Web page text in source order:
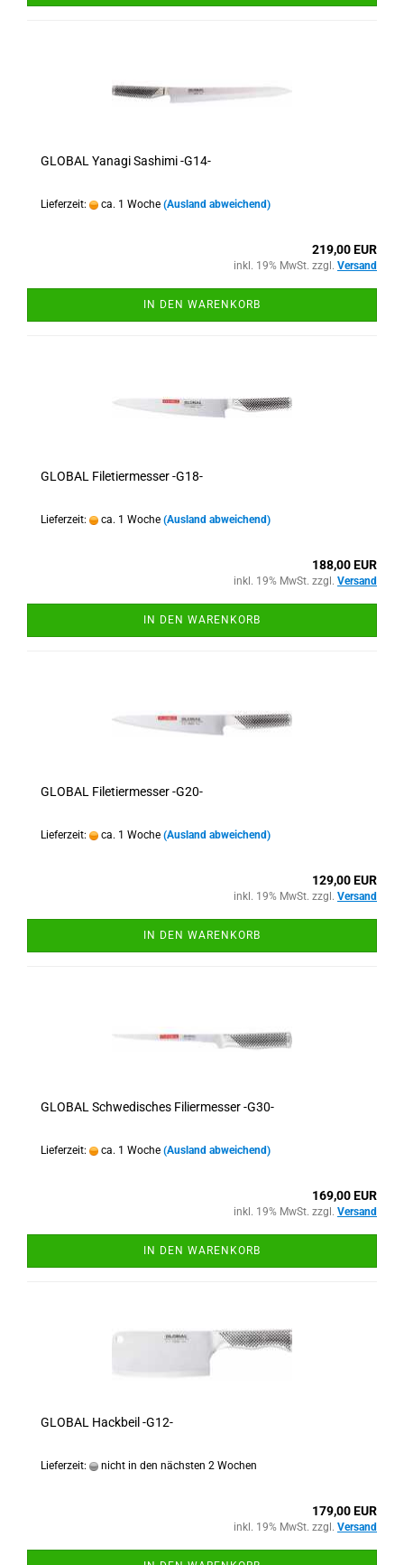
GLOBAL Yanagi Sashimi -G14-
Lieferzeit: ca. 1 Woche (Ausland abweichend)
219,00 EUR
inkl. 19% MwSt. zzgl. Versand
IN DEN WARENKORB
GLOBAL Filetiermesser -G18-
Lieferzeit: ca. 1 Woche (Ausland abweichend)
188,00 EUR
inkl. 19% MwSt. zzgl. Versand
IN DEN WARENKORB
GLOBAL Filetiermesser -G20-
Lieferzeit: ca. 1 Woche (Ausland abweichend)
129,00 EUR
inkl. 19% MwSt. zzgl. Versand
IN DEN WARENKORB
GLOBAL Schwedisches Filiermesser -G30-
Lieferzeit: ca. 1 Woche (Ausland abweichend)
169,00 EUR
inkl. 19% MwSt. zzgl. Versand
IN DEN WARENKORB
GLOBAL Hackbeil -G12-
Lieferzeit: nicht in den nächsten 2 Wochen
179,00 EUR
inkl. 19% MwSt. zzgl. Versand